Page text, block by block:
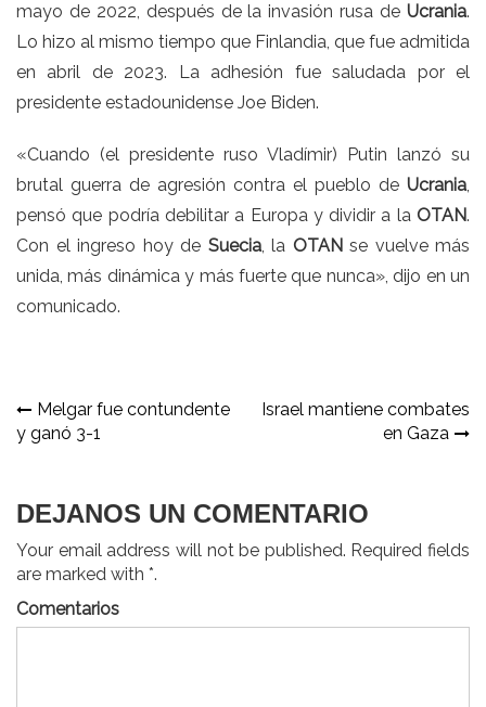
mayo de 2022, después de la invasión rusa de Ucrania.
Lo hizo al mismo tiempo que Finlandia, que fue admitida
en abril de 2023. La adhesión fue saludada por el
presidente estadounidense Joe Biden.
«Cuando (el presidente ruso Vladímir) Putin lanzó su
brutal guerra de agresión contra el pueblo de Ucrania,
pensó que podría debilitar a Europa y dividir a la OTAN.
Con el ingreso hoy de Suecia, la OTANse vuelve más
unida, más dinámica y más fuerte que nunca», dijo en un
comunicado.
Navegación
de
Melgar fue contundente
y ganó 3-1
Israel mantiene combates
en Gaza
DEJANOS UN COMENTARIO
Your email address will not be published. Required fields
are marked with *.
Comentarios